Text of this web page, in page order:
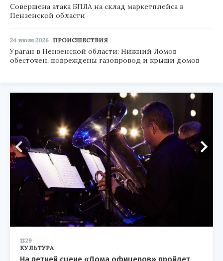
Совершена атака БПЛА на склад маркетплейса в
Пензенской области
24 июля 2026 ПРОИСШЕСТВИЯ
Ураган в Пензенской области: Нижний Ломов
обесточен, повреждены газопровод и крыши домов
11:29
КУЛЬТУРА
На летней сцене «Дома офицеров» пройдет